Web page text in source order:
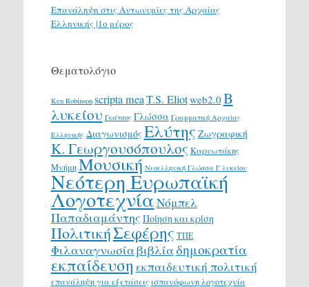
Επανάληψη στις Αντωνυμίες της Αρχαίας
Ελληνικής |1ο μέρος
Θεματολόγιο
Ken Robinson scripta meaT.S. Eliotweb2.0 Β
λυκείου Γκάτσος Γλώσσα Γραμματική Αρχαίας
Ελληνικής ΔιαγωνισμόςΕλύτης Ζωγραφική
Κ. Γεωργουσόπουλος Καρυωτάκης
ΜνήμηΜουσική Νεοελληνική Γλώσσα Γ λυκείου
Νεότερη Ευρωπαϊκή
ΛογοτεχνίαΝόμπελ
Παπαδιαμάντης Ποίηση και κρίση
ΠολιτικήΣεφέρης ΤΠΕ
Φιλαναγνωσίαβιβλίαδημοκρατία
εκπαίδευση εκπαιδευτική πολιτική
επανάληψη για εξετάσεις ισπανόφωνη λογοτεχνία